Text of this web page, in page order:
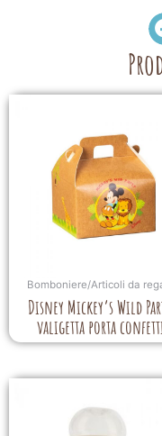
Bomboniere/Articoli da
Disney Mickey’s Wild
valigetta porta